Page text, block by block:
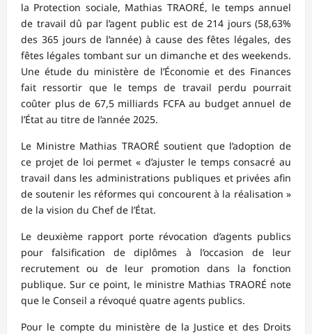
la Protection sociale, Mathias TRAORÉ, le temps annuel
de travail dû par l’agent public est de 214 jours (58,63%
des 365 jours de l’année) à cause des fêtes légales, des
fêtes légales tombant sur un dimanche et des weekends.
Une étude du ministère de l’Économie et des Finances
fait ressortir que le temps de travail perdu pourrait
coûter plus de 67,5 milliards FCFA au budget annuel de
l’État au titre de l’année 2025.
Le Ministre Mathias TRAORÉ soutient que l’adoption de
ce projet de loi permet « d’ajuster le temps consacré au
travail dans les administrations publiques et privées afin
de soutenir les réformes qui concourent à la réalisation »
de la vision du Chef de l’État.
Le deuxième rapport porte révocation d’agents publics
pour falsification de diplômes à l’occasion de leur
recrutement ou de leur promotion dans la fonction
publique. Sur ce point, le ministre Mathias TRAORÉ note
que le Conseil a révoqué quatre agents publics.
Pour le compte du ministère de la Justice et des Droits